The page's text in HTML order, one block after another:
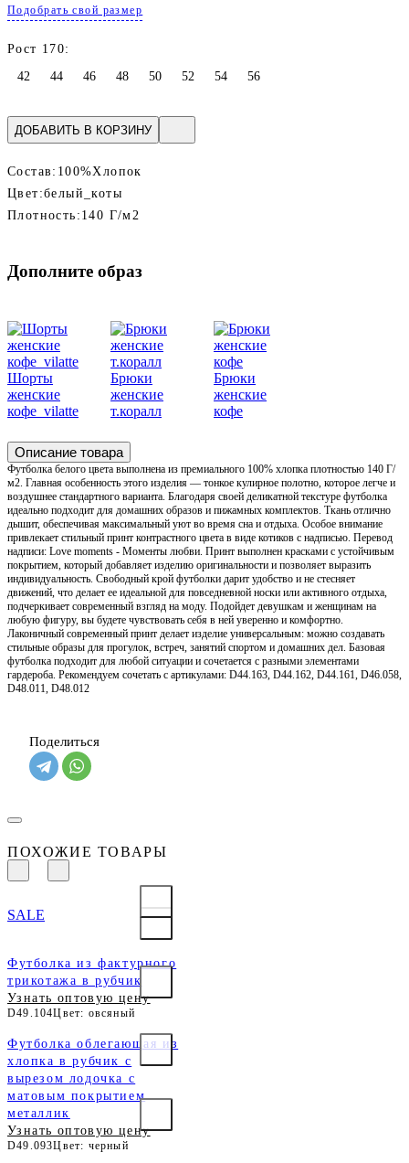
Подобрать свой размер
Рост 170:
42
44 46 48 50 52 54 56
ДОБАВИТЬ В КОРЗИНУ
Состав: 100%Хлопок
Цвет:белый_коты
Плотность: 140 Г/м2
Дополните образ
Шорты
женские
кофе_vilatte
Брюки
женские
т.коралл
Брюки
женские
кофе
Описание товара
Футболка белого цвета выполнена из премиального 100% хлопка плотностью 140 Г/
м2. Главная особенность этого изделия — тонкое кулирное полотно, которое легче и
воздушнее стандартного варианта. Благодаря своей деликатной текстуре футболка
идеально подходит для домашних образов и пижамных комплектов. Ткань отлично
дышит, обеспечивая максимальный уют во время сна и отдыха. Особое внимание
привлекает стильный принт контрастного цвета в виде котиков с надписью. Перевод
надписи: Love moments - Моменты любви. Принт выполнен красками с устойчивым
покрытием, который добавляет изделию оригинальности и позволяет выразить
индивидуальность. Свободный крой футболки дарит удобство и не стесняет
движений, что делает ее идеальной для повседневной носки или активного отдыха,
подчеркивает современный взгляд на моду. Подойдет девушкам и женщинам на
любую фигуру, вы будете чувствовать себя в ней уверенно и комфортно.
Лаконичный современный принт делает изделие универсальным: можно создавать
стильные образы для прогулок, встреч, занятий спортом и домашних дел. Базовая
футболка подходит для любой ситуации и сочетается с разными элементами
гардероба. Рекомендуем сочетать с артикулами: D44.163, D44.162, D44.161, D46.058,
D48.011, D48.012
Поделиться
ПОХОЖИЕ ТОВАРЫ
Футболка из фактурного
трикотажа в рубчик
Узнать оптовую цену
D49.104Цвет: овсяный
SALE
Футболка облегающая из
хлопка в рубчик с
вырезом лодочка с
матовым покрытием
металлик
Узнать оптовую цену
D49.093Цвет: черный